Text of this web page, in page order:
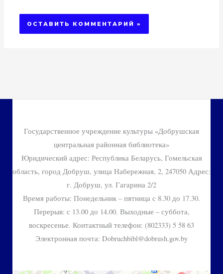
Государственное учреждение культуры «Добрушская
центральная районная библиотека»
Юридический адрес: Республика Беларусь, Гомельская
область, город Добруш, улица Набережная, 2, 247050 Адрес:
г. Добруш, ул. Гагарина 2/2
Время работы: Понедельник – пятница с 8.30 до 17.30.
Перерыв: с 13.00 до 14.00. Выходные – суббота,
воскресенье. Контактный телефон: (802333) 5 58 63
Электронная почта: Dobruchbibl@dobrush.gov.by